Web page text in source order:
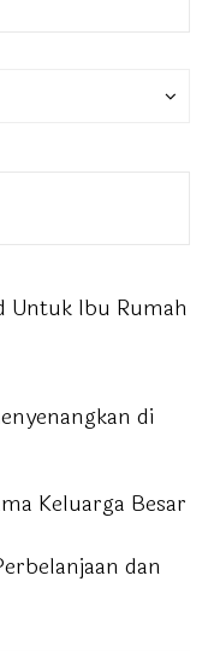
Untuk Ibu Rumah
di
Keluarga Besar
dan